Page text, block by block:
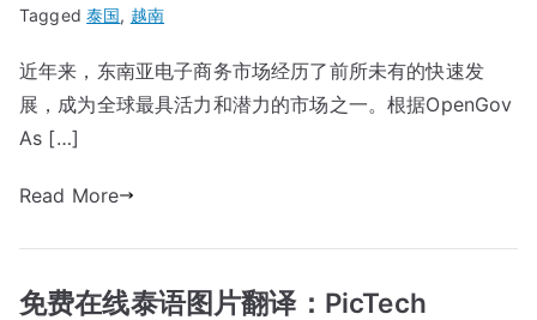
Tagged泰国, 越南
近年来，东南亚电子商务市场经历了前所未有的快速发
展，成为全球最具活力和潜力的市场之一。根据OpenGov
As […]
Read More
免费在线泰语图片翻译：PicTech